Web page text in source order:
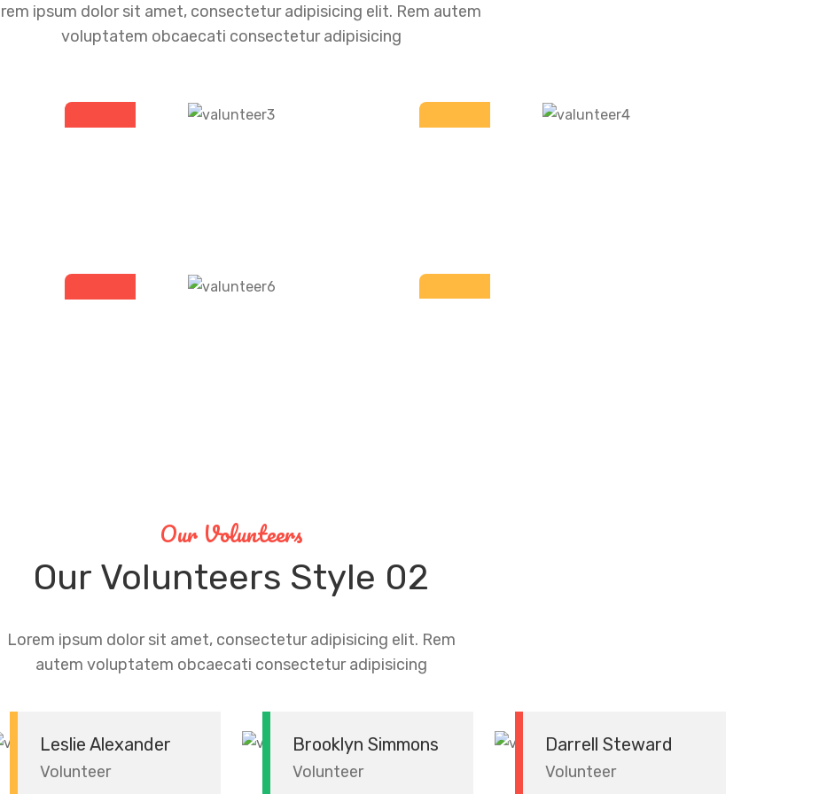
ipsum dolor sit amet, consectetur adipisicing elit. Rem autem
voluptatem obcaecati consectetur adipisicing
Our Volunteers
Our Volunteers Style 02
Lorem ipsum dolor sit amet, consectetur adipisicing elit. Rem
autem voluptatem obcaecati consectetur adipisicing
Leslie Alexander
Volunteer
Brooklyn Simmons
Volunteer
Darrell Steward
Volunteer